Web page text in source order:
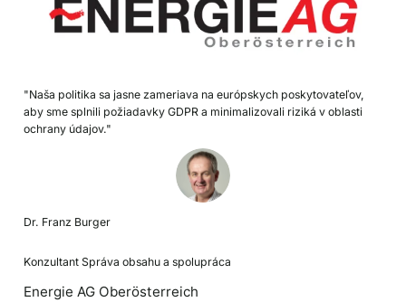
"Naša politika sa jasne zameriava na európskych poskytovateľov,
aby sme splnili požiadavky GDPR a minimalizovali riziká v oblasti
ochrany údajov."
Dr. Franz Burger
Konzultant Správa obsahu a spolupráca
Energie AG Oberösterreich